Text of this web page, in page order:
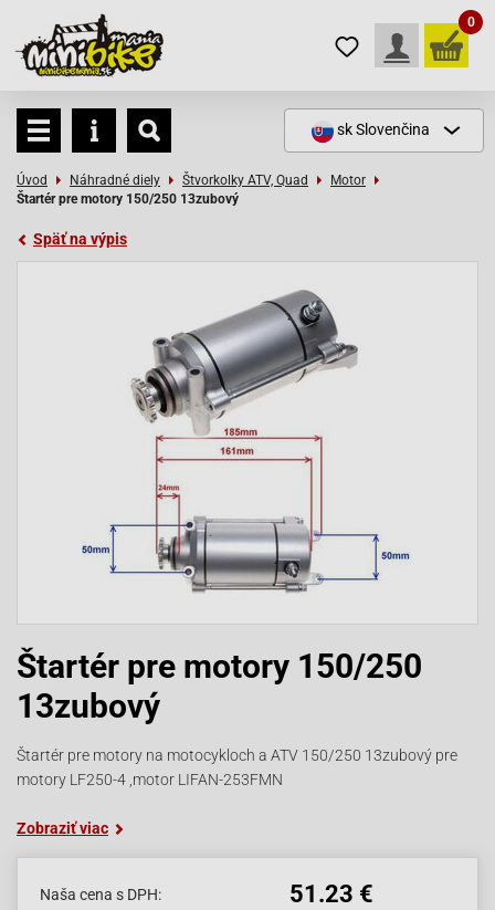
0
skSlovenčina
Úvod Náhradné diely Štvorkolky ATV, Quad
Motor
Štartér pre motory 150/250 13zubový
Späť na výpis
Štartér pre motory 150/250
13zubový
Štartér pre motory na motocykloch a ATV 150/250 13zubový pre
motory LF250-4 ,motor LIFAN-253FMN
Zobraziť viac
Naša cena s DPH: 51.23 €